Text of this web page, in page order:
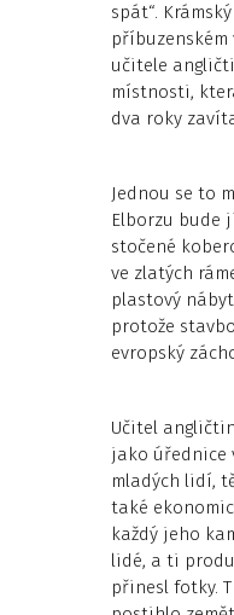
spát“.
učitele
místnosti,
dva roky
Jednou se to
Elborzu bude
stočené
ve zlatých
plastový
protože
evropský
Učitel
jako úřednice
mladých lidí,
také
každý jeho
lidé, a ti
přinesl fotky.